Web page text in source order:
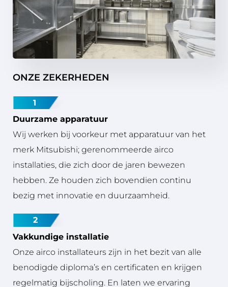
ONZE ZEKERHEDEN
1
Duurzame apparatuur
Wij werken bij voorkeur met apparatuur van het
merk Mitsubishi; gerenommeerde airco
installaties, die zich door de jaren bewezen
hebben. Ze houden zich bovendien continu
bezig met innovatie en duurzaamheid.
2
Vakkundige installatie
Onze airco installateurs zijn in het bezit van alle
benodigde diploma’s en certificaten en krijgen
regelmatig bijscholing. En laten we ervaring